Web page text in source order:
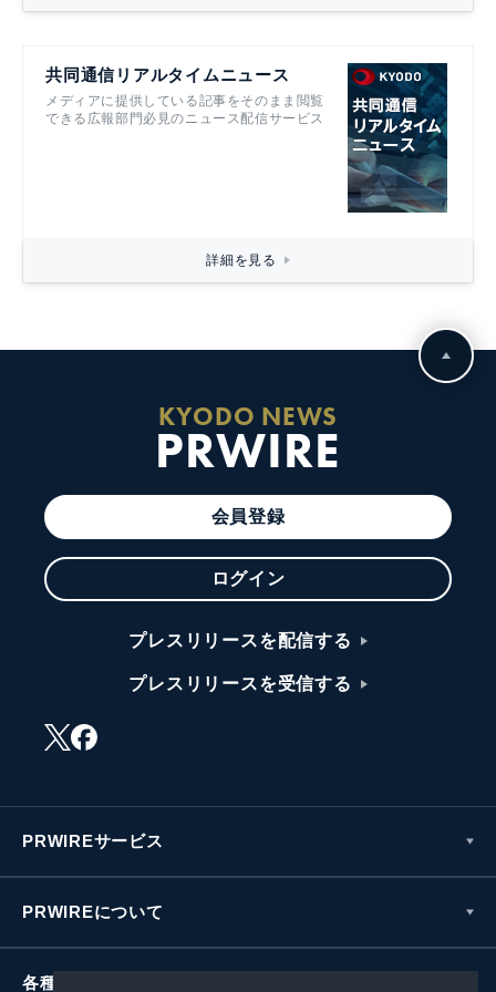
共同通信リアルタイムニュース
メディアに提供している記事をそのまま閲覧
できる広報部門必見のニュース配信サービス
詳細を見る
KYODO NEWS
PRWIRE
会員登録
ログイン
プレスリリースを配信する
プレスリリースを受信する
PRWIREサービス
PRWIREについて
各種お問い合わせ